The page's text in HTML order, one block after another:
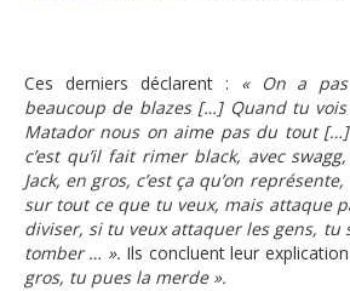
Ces derniers déclarent : « On a
beaucoup de blazes […] Quand tu
Matador nous on aime pas du tout
c’est qu’il fait rimer black, avec
Jack, en gros, c’est ça qu’on
sur tout ce que tu veux, mais attaque
diviser, si tu veux attaquer les gens, tu
tomber … ». Ils concluent leur explication
gros, tu pues la merde ».